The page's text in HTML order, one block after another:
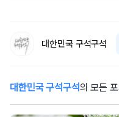
대한민국 구석구석
대한민국 구석구석의 모든